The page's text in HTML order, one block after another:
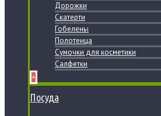
Дорожки
Скатерти
Гобелены
Полотенца
Сумочки для косметики
Салфетки
+
Посуда